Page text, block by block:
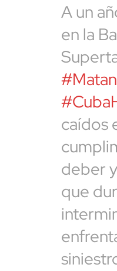
A un
en la
caídos
deber
que